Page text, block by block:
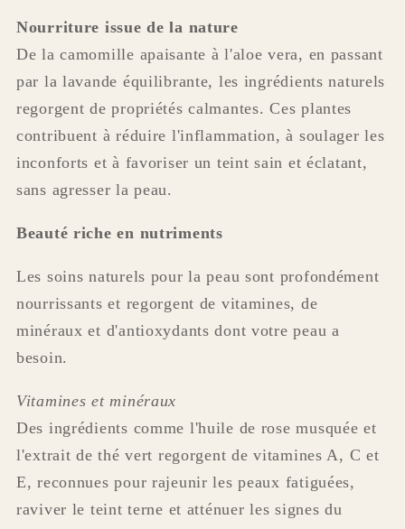
Nourriture issue de la nature
De la camomille apaisante à l'aloe vera, en passant
par la lavande équilibrante, les ingrédients naturels
regorgent de propriétés calmantes. Ces plantes
contribuent à réduire l'inflammation, à soulager les
inconforts et à favoriser un teint sain et éclatant,
sans agresser la peau.
Beauté riche en nutriments
Les soins naturels pour la peau sont profondément
nourrissants et regorgent de vitamines, de
minéraux et d'antioxydants dont votre peau a
besoin.
Vitamines et minéraux
Des ingrédients comme l'huile de rose musquée et
l'extrait de thé vert regorgent de vitamines A, C et
E, reconnues pour rajeunir les peaux fatiguées,
raviver le teint terne et atténuer les signes du